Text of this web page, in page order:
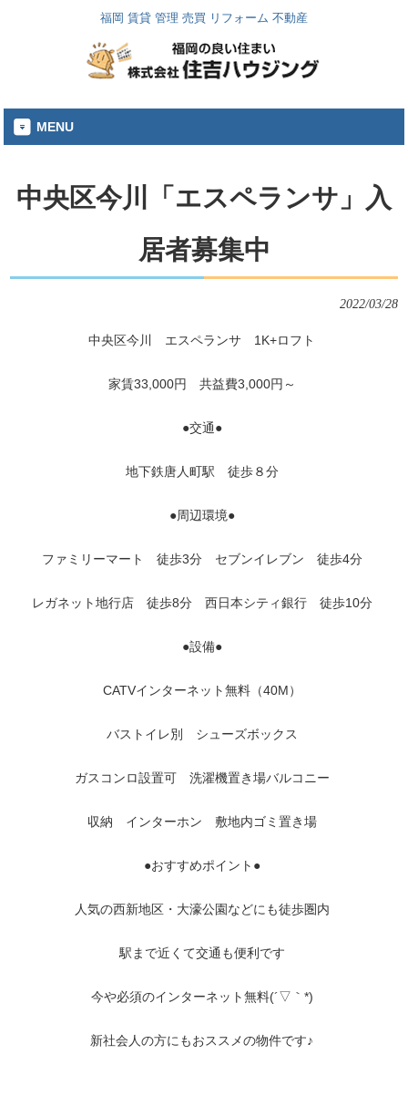
福岡 賃貸 管理 売買 リフォーム 不動産
MENU
中央区今川「エスペランサ」入
居者募集中
2022/03/28
中央区今川 エスペランサ 1K+ロフト
家賃33,000円 共益費3,000円～
●交通●
地下鉄唐人町駅 徒歩８分
●周辺環境●
ファミリーマート 徒歩3分 セブンイレブン 徒歩4分
レガネット地行店 徒歩8分 西日本シティ銀行 徒歩10分
●設備●
CATVインターネット無料（40M）
バストイレ別 シューズボックス
ガスコンロ設置可 洗濯機置き場バルコニー
収納 インターホン 敷地内ゴミ置き場
●おすすめポイント●
人気の西新地区・大濠公園などにも徒歩圏内
駅まで近くて交通も便利です
今や必須のインターネット無料(´▽｀*)
新社会人の方にもおススメの物件です♪